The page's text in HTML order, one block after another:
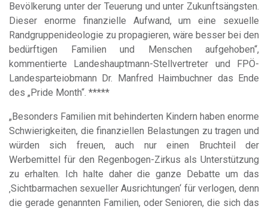
Bevölkerung unter der Teuerung und unter Zukunftsängsten.
Dieser enorme finanzielle Aufwand, um eine sexuelle
Randgruppenideologie zu propagieren, wäre besser bei den
bedürftigen Familien und Menschen aufgehoben“,
kommentierte Landeshauptmann-Stellvertreter und FPÖ-
Landesparteiobmann Dr. Manfred Haimbuchner das Ende
des „Pride Month“. *****
„Besonders Familien mit behinderten Kindern haben enorme
Schwierigkeiten, die finanziellen Belastungen zu tragen und
würden sich freuen, auch nur einen Bruchteil der
Werbemittel für den Regenbogen-Zirkus als Unterstützung
zu erhalten. Ich halte daher die ganze Debatte um das
‚Sichtbarmachen sexueller Ausrichtungen‘ für verlogen, denn
die gerade genannten Familien, oder Senioren, die sich das